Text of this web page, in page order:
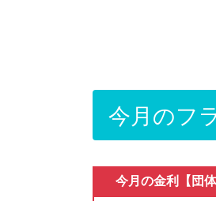
今月のフ
今月の金利 【団